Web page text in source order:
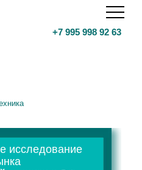
+7 995 998 92 63
исследование